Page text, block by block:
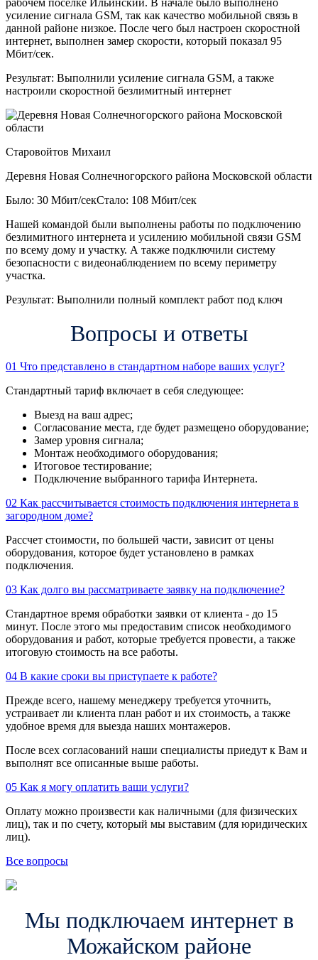
рабочем посёлке Ильинский. В начале было выполнено
усиление сигнала GSM, так как качество мобильной связь в
данной районе низкое. После чего был настроен скоростной
интернет, выполнен замер скорости, который показал 95
Мбит/сек.
Результат: Выполнили усиление сигнала GSM, а также
настроили скоростной безлимитный интернет
Старовойтов Михаил
Деревня Новая Солнечногорского района Московской области
Было: 30 Мбит/секСтало: 108 Мбит/сек
Нашей командой были выполнены работы по подключению
безлимитного интернета и усилению мобильной связи GSM
по всему дому и участку. А также подключили систему
безопасности с видеонаблюдением по всему периметру
участка.
Результат: Выполнили полный комплект работ под ключ
Вопросы и ответы
01 Что представлено в стандартном наборе ваших услуг?
Стандартный тариф включает в себя следующее:
Выезд на ваш адрес;
Согласование места, где будет размещено оборудование;
Замер уровня сигнала;
Монтаж необходимого оборудования;
Итоговое тестирование;
Подключение выбранного тарифа Интернета.
02 Как рассчитывается стоимость подключения интернета в
загородном доме?
Рассчет стоимости, по большей части, зависит от цены
оборудования, которое будет установлено в рамках
подключения.
03 Как долго вы рассматриваете заявку на подключение?
Стандартное время обработки заявки от клиента - до 15
минут. После этого мы предоставим список необходимого
оборудования и работ, которые требуется провести, а также
итоговую стоимость на все работы.
04 В какие сроки вы приступаете к работе?
Прежде всего, нашему менеджеру требуется уточнить,
устраивает ли клиента план работ и их стоимость, а также
удобное время для выезда наших монтажеров.
После всех согласований наши специалисты приедут к Вам и
выполнят все описанные выше работы.
05 Как я могу оплатить ваши услуги?
Оплату можно произвести как наличными (для физических
лиц), так и по счету, который мы выставим (для юридических
лиц).
Все вопросы
Мы подключаем интернет в
Можайском районе